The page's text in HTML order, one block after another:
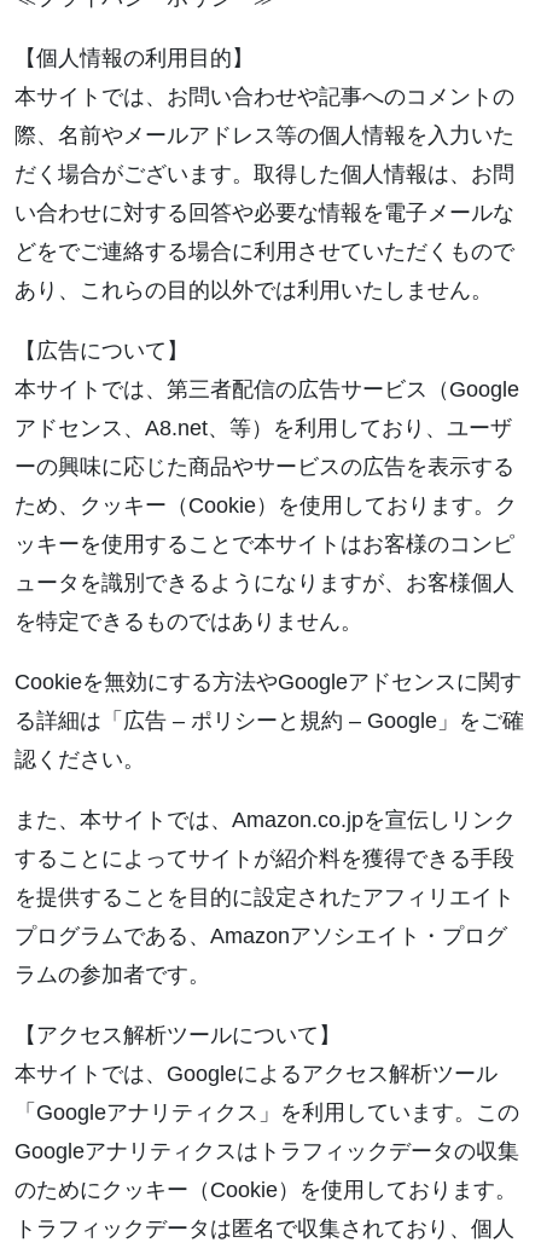
【個人情報の利用目的】
本サイトでは、お問い合わせや記事へのコメントの
際、名前やメールアドレス等の個人情報を入力いた
だく場合がございます。取得した個人情報は、お問
い合わせに対する回答や必要な情報を電子メールな
どをでご連絡する場合に利用させていただくもので
あり、これらの目的以外では利用いたしません。
【広告について】
本サイトでは、第三者配信の広告サービス（Google
アドセンス、A8.net、等）を利用しており、ユーザ
ーの興味に応じた商品やサービスの広告を表示する
ため、クッキー（Cookie）を使用しております。ク
ッキーを使用することで本サイトはお客様のコンピ
ュータを識別できるようになりますが、お客様個人
を特定できるものではありません。
Cookieを無効にする方法やGoogleアドセンスに関す
る詳細は「広告 – ポリシーと規約 – Google」をご確
認ください。
また、本サイトでは、Amazon.co.jpを宣伝しリンク
することによってサイトが紹介料を獲得できる手段
を提供することを目的に設定されたアフィリエイト
プログラムである、Amazonアソシエイト・プログ
ラムの参加者です。
【アクセス解析ツールについて】
本サイトでは、Googleによるアクセス解析ツール
「Googleアナリティクス」を利用しています。この
Googleアナリティクスはトラフィックデータの収集
のためにクッキー（Cookie）を使用しております。
トラフィックデータは匿名で収集されており、個人